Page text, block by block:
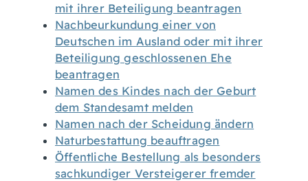
mit ihrer Beteiligung beantragen
Nachbeurkundung einer von
Deutschen im Ausland oder mit ihrer
Beteiligung geschlossenen Ehe
beantragen
Namen des Kindes nach der Geburt
dem Standesamt melden
Namen nach der Scheidung ändern
Naturbestattung beauftragen
Öffentliche Bestellung als besonders
sachkundiger Versteigerer fremder